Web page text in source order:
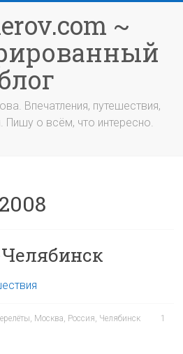
~
Впечатления, путешествия,
Пишу о всём, что интересно.
, Москва, Россия, Челябинск
1